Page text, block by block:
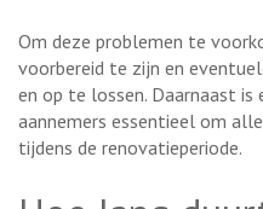
Om deze problemen te
voorbereid te zijn en
en op te lossen. Daarnaast
aannemers essentieel om
tijdens de renovatieperiode.